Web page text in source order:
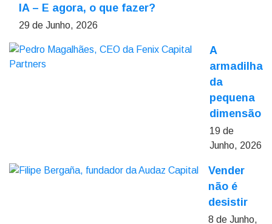
IA – E agora, o que fazer?
29 de Junho, 2026
A
armadilha
da
pequena
dimensão
19 de
Junho, 2026
Vender
não é
desistir
8 de Junho,